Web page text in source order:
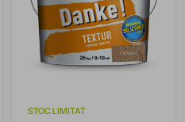
STOC LIMITAT